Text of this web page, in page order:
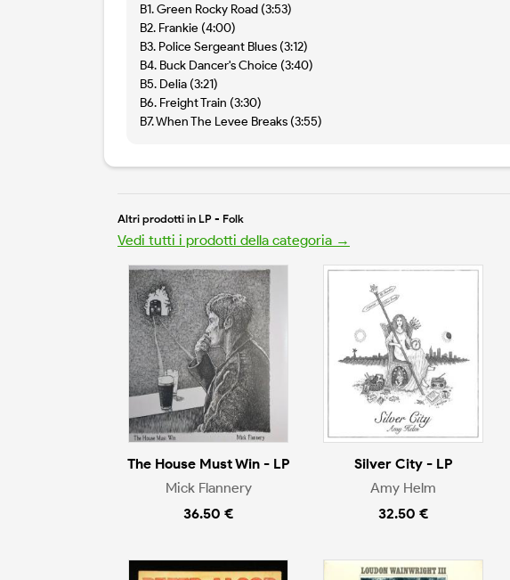
B1. Green Rocky Road (3:53)
B2. Frankie (4:00)
B3. Police Sergeant Blues (3:12)
B4. Buck Dancer's Choice (3:40)
B5. Delia (3:21)
B6. Freight Train (3:30)
B7. When The Levee Breaks (3:55)
Altri prodotti in LP - Folk
Vedi tutti i prodotti della categoria →
The House Must Win - LP
Mick Flannery
36.50 €
Silver City - LP
Amy Helm
32.50 €